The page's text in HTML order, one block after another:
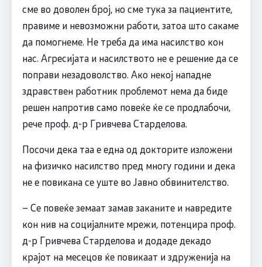
сме во доволен број, но сме тука за пациентите,
правиме и невозможни работи, затоа што сакаме
да помогнеме. Не треба да има насилство кон
нас. Агресијата и насилството не е решение да се
поправи незадоволство. Ако некој нападне
здравствен работник проблемот нема да биде
решен напротив само повеќе ќе се продлабочи,
рече проф. д-р Гривчева Старделова.
Посочи дека таа е една од докторите изложени
на физичко насилство пред многу години и дека
не е повикана се уште во Јавно обвинителство.
– Се повеќе земаат замав заканите и навредите
кон нив на социјалните мрежи, потенцира проф.
д-р Гривчева Старделова и додаде декадо
крајот на месецов ќе повикаат и здруженија на